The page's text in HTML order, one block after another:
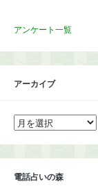
アンケート一覧
アーカイブ
ア
ー
イ
電話占いの森